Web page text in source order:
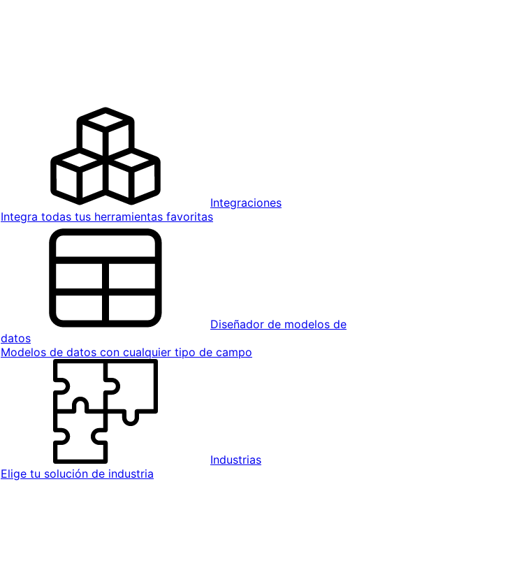
Integraciones
Integra todas tus herramientas favoritas
Diseñador de modelos de
datos
Modelos de datos con cualquier tipo de campo
Industrias
Elige tu solución de industria